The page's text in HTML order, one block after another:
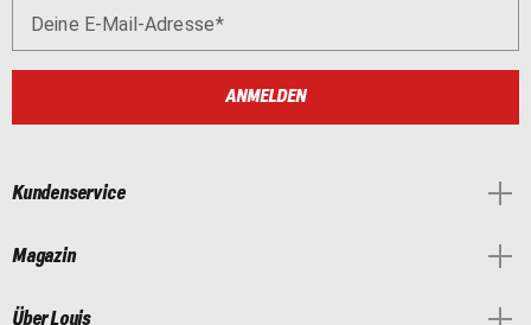
Deine E-Mail-Adresse
ANMELDEN
Kundenservice
Magazin
Über Louis